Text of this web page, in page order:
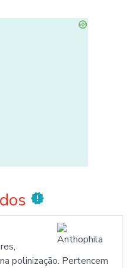
new_releases
polinização. Pertencem